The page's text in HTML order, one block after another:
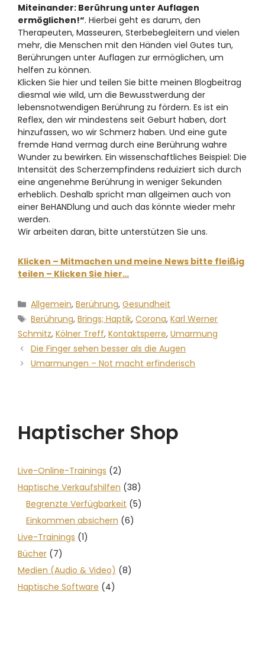
Miteinander: Berührung unter Auflagen
ermöglichen!“. Hierbei geht es darum, den
Therapeuten, Masseuren, Sterbebegleitern und vielen
mehr, die Menschen mit den Händen viel Gutes tun,
Berührungen unter Auflagen zur ermöglichen, um
helfen zu können.
Klicken Sie hier und teilen Sie bitte meinen Blogbeitrag
diesmal wie wild, um die Bewusstwerdung der
lebensnotwendigen Berührung zu fördern. Es ist ein
Reflex, den wir mindestens seit Geburt haben, dort
hinzufassen, wo wir Schmerz haben. Und eine gute
fremde Hand vermag durch eine Berührung wahre
Wunder zu bewirken. Ein wissenschaftliches Beispiel: Die
Intensität des Scherzempfindens reduiziert sich durch
eine angenehme Berührung in weniger Sekunden
erheblich. Deshalb spricht man allgeimen auch von
einer BeHANDlung und auch das könnte wieder mehr
werden.
Wir arbeiten daran, bitte unterstützen Sie uns.
Klicken – Mitmachen und meine News bitte fleißig
teilen – Klicken Sie hier…
Allgemein,Berührung,Gesundheit
Berührung,Brings; Haptik,Corona,Karl Werner
Schmitz, Kölner Treff, Kontaktsperre, Umarmung
Die Finger sehen besser als die Augen
Umarmungen – Not macht erfinderisch
Haptischer Shop
Live-Online-Trainings (2)
Haptische Verkaufshilfen (38)
Begrenzte Verfügbarkeit (5)
Einkommen absichern (6)
Live-Trainings (1)
Bücher (7)
Medien (Audio & Video) (8)
Haptische Software (4)